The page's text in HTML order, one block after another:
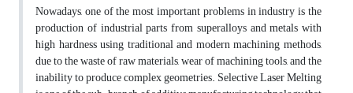
Nowadays, one of the most important problems in industry is the
production of industrial parts from superalloys and metals with
high hardness using traditional and modern machining methods,
due to the waste of raw materials, wear of machining tools, and the
inability to produce complex geometries. Selective Laser Melting